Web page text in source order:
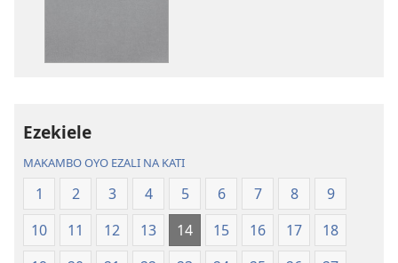
(Ebongisami
2023)
ya
Sika
(Ebongisami
Ezekiele
MAKAMBO OYO EZALI NA KATI
1 2 3 4 5 6 7 8
9
10
11 12 13 14 15 16 17
18